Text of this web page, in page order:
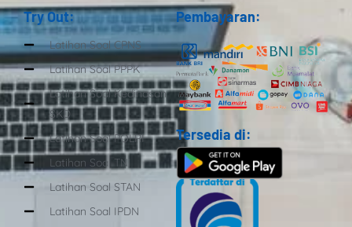
Try Out:
Latihan Soal CPNS
Latihan Soal PPPK
Latihan Soal Kedinasan
SKD
Latihan Soal POLRI
Latihan Soal TNI
Latihan Soal STAN
Latihan Soal IPDN
Pembayaran:
Tersedia di: